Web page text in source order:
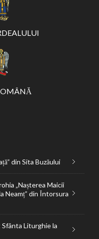
din Sita Buzăului
„Nașterea Maicii
Neamț” din Întorsura
Liturghie la